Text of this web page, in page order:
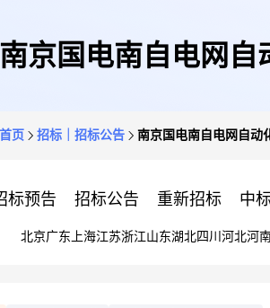
南京国电南自电网
首页 招标｜招标公告 南京国电南自电网自动
标预告 招标公告 重新招标 中
北京广东 上海江苏浙江山东湖北四川 河北河